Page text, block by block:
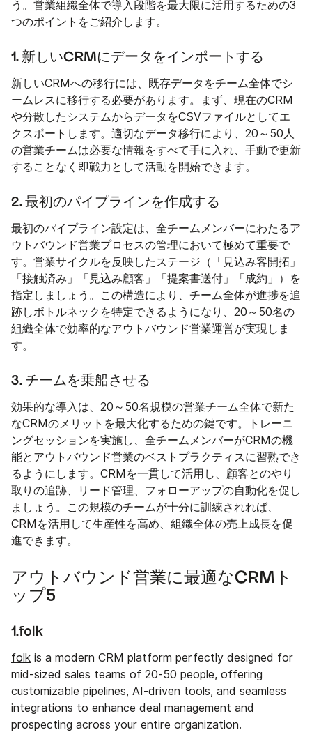
う。営業組織全体で導入段階を最大限に活用するための3
つのポイントをご紹介します。
1. 新しいCRMにデータをインポートする
新しいCRMへの移行には、既存データをチーム全体でシ
ームレスに移行する必要があります。まず、現在のCRM
や分散したシステムからデータをCSVファイルとしてエ
クスポートします。適切なデータ移行により、20～50人
の営業チームは必要な情報をすべて手に入れ、手動で更新
することなく即戦力として活動を開始できます。
2. 最初のパイプラインを作成する
最初のパイプライン設定は、全チームメンバーにわたるア
ウトバウンド営業プロセスの管理において極めて重要で
す。営業サイクルを反映したステージ（「見込み客開拓」
「接触済み」「見込み顧客」「提案書送付」「成約」）を
指定しましょう。この構造により、チーム全体が進捗を追
跡しボトルネックを特定できるようになり、20～50名の
組織全体で効率的なアウトバウンド営業運営が実現しま
す。
3. チームを乗船させる
効果的な導入は、20～50名規模の営業チーム全体で新た
なCRMのメリットを最大化するための鍵です。トレーニ
ングセッションを実施し、全チームメンバーがCRMの機
能とアウトバウンド営業のベストプラクティスに習熟でき
るようにします。CRMを一貫して活用し、顧客とのやり
取りの追跡、リード管理、フォローアップの自動化を促し
ましょう。この規模のチームが十分に訓練されれば、
CRMを活用して生産性を高め、組織全体の売上成長を促
進できます。
アウトバウンド営業に最適なCRMト
ップ5
1.folk
folk is a modern CRM platform perfectly designed for
mid-sized sales teams of 20-50 people, offering
customizable pipelines, AI-driven tools, and seamless
integrations to enhance deal management and
prospecting across your entire organization.